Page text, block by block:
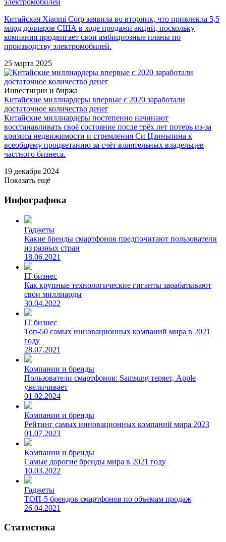
электромобилей
Китайская Xiaomi Corp заявила во вторник, что привлекла 5,5
млрд долларов США в ходе продажи акций, поскольку
компания продвигает свои амбициозные планы по
производству электромобилей.
25 марта 2025
Инвестиции и биржа
Китайские миллиардеры впервые с 2020 заработали
достаточное количество денег
Китайские миллиардеры постепенно начинают
восстанавливать своё состояние после трёх лет потерь из-за
кризиса недвижимости и стремления Си Цзиньпина к
всеобщему процветанию за счёт влиятельных владельцев
частного бизнеса.
19 декабря 2024
Показать ещё
Инфографика
Гаджеты
Какие бренды смартфонов предпочитают пользователи
из разных стран
18.06.2021
IT бизнес
Как крупные технологические гиганты зарабатывают
свои миллиарды
30.04.2022
IT бизнес
Топ-50 самых инновационных компаний мира в 2021
году
28.07.2021
Компании и бренды
Пользователи смартфонов: Samsung теряет, Apple
увеличивает
01.02.2024
Компании и бренды
Рейтинг самых инновационных компаний мира 2023
01.07.2023
Компании и бренды
Самые дорогие бренды мира в 2021 году
10.03.2022
Гаджеты
ТОП-5 брендов смартфонов по объемам продаж
26.04.2021
Статистика